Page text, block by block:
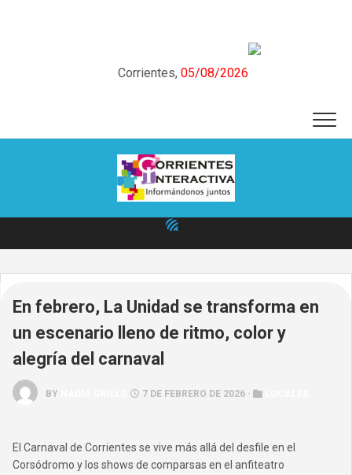
Corrientes, 05/08/2026
En febrero, La Unidad se transforma en
un escenario lleno de ritmo, color y
alegría del carnaval
BY 7 DE FEBRERO DE 2026 ·
El Carnaval de Corrientes se vive más allá del desfile en el
Corsódromo y los shows de comparsas en el anfiteatro